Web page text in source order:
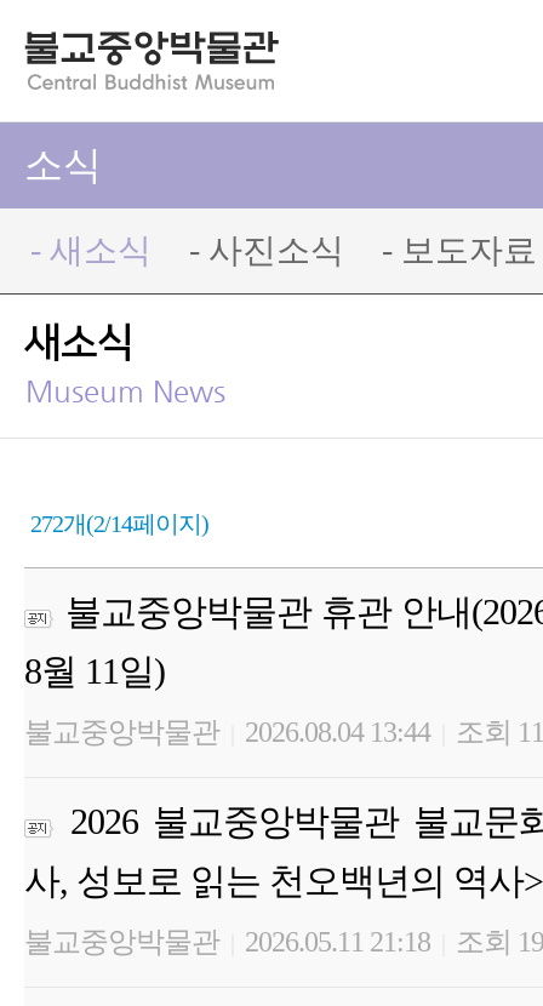
소식
- 새소식 - 사진소식 - 보도자료
새소식
Museum News
272개(2/14페이지)
불교중앙박물관 휴관 안내
8월 11일)
불교중앙박물관 2026.08.04 13:44 조회
2026 불교중앙박물관 불교문
사, 성보로 읽는 천오백년의 역사
불교중앙박물관 2026.05.11 21:18 조회